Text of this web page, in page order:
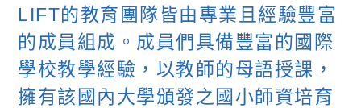
LIFT的教育團隊皆由專業且經驗豐富
的成員組成。成員們具備豐富的國際
學校教學經驗，以教師的母語授課，
擁有該國內大學頒發之國小師資培育